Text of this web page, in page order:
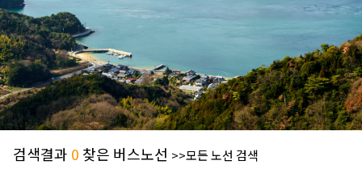
검색결과 0 찾은 버스노선 >>모든 노선 검색